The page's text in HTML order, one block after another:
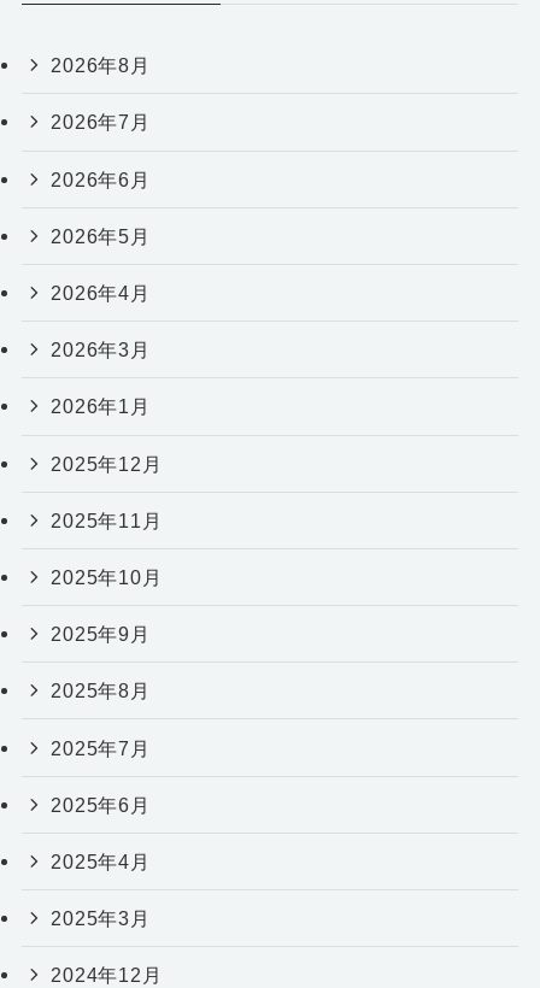
2026年8月
2026年7月
2026年6月
2026年5月
2026年4月
2026年3月
2026年1月
2025年12月
2025年11月
2025年10月
2025年9月
2025年8月
2025年7月
2025年6月
2025年4月
2025年3月
2024年12月